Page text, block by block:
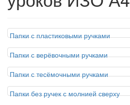
Папки с пластиковыми ручками
Папки с верёвочными ручками
Папки с тесёмочными ручками
Папки без ручек с молнией сверху